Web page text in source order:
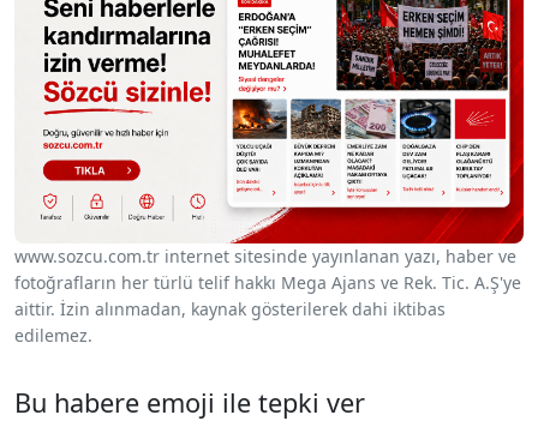
www.sozcu.com.tr internet sitesinde yayınlanan yazı, haber ve
fotoğrafların her türlü telif hakkı Mega Ajans ve Rek. Tic. A.Ş'ye
aittir. İzin alınmadan, kaynak gösterilerek dahi iktibas
edilemez.
Bu habere emoji ile tepki ver